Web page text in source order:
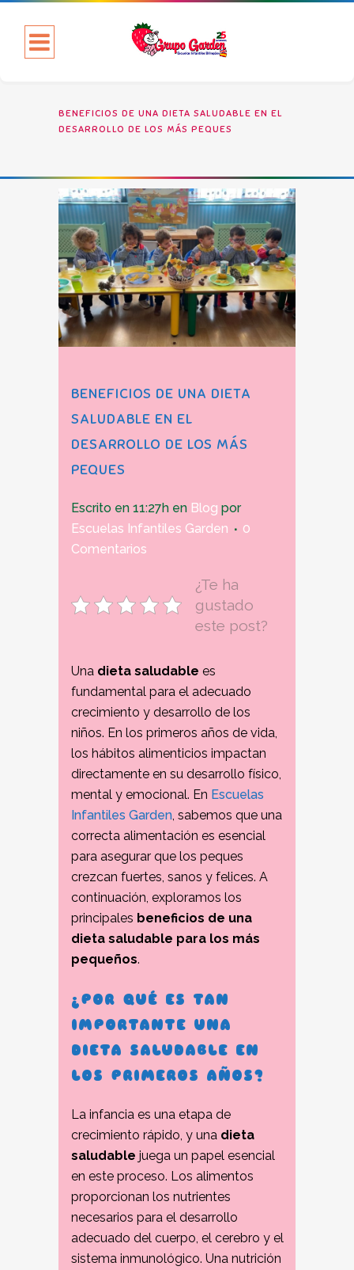
BENEFICIOS DE UNA DIETA SALUDABLE EN EL
DESARROLLO DE LOS MÁS PEQUES
BENEFICIOS DE UNA DIETA
SALUDABLE EN EL
DESARROLLO DE LOS MÁS
PEQUES
Escrito en 11:27h en Blog por
Escuelas Infantiles Garden
0
Comentarios
¿Te ha
gustado
este post?
Una dieta saludable es
fundamental para el adecuado
crecimiento y desarrollo de los
niños. En los primeros años de vida,
los hábitos alimenticios impactan
directamente en su desarrollo físico,
mental y emocional. En Escuelas
Infantiles Garden, sabemos que una
correcta alimentación es esencial
para asegurar que los peques
crezcan fuertes, sanos y felices. A
continuación, exploramos los
principales beneficios de una
dieta saludable para los más
pequeños.
¿POR QUÉ ES TAN
IMPORTANTE UNA
DIETA SALUDABLE EN
LOS PRIMEROS AÑOS?
La infancia es una etapa de
crecimiento rápido, y una dieta
saludable juega un papel esencial
en este proceso. Los alimentos
proporcionan los nutrientes
necesarios para el desarrollo
adecuado del cuerpo, el cerebro y el
sistema inmunológico. Una nutrición